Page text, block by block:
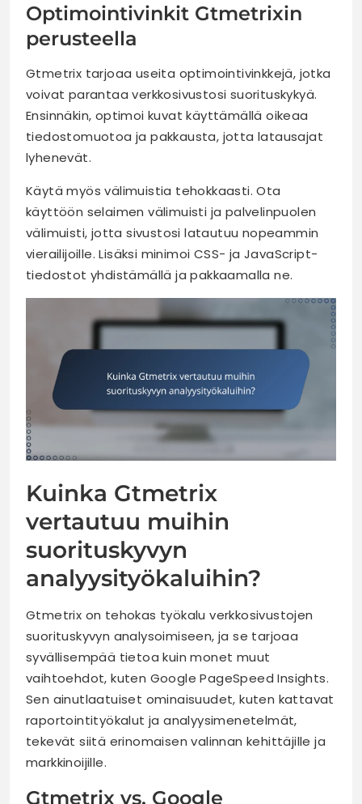
Optimointivinkit Gtmetrixin
perusteella
Gtmetrix tarjoaa useita optimointivinkkejä, jotka
voivat parantaa verkkosivustosi suorituskykyä.
Ensinnäkin, optimoi kuvat käyttämällä oikeaa
tiedostomuotoa ja pakkausta, jotta latausajat
lyhenevät.
Käytä myös välimuistia tehokkaasti. Ota
käyttöön selaimen välimuisti ja palvelinpuolen
välimuisti, jotta sivustosi latautuu nopeammin
vierailijoille. Lisäksi minimoi CSS- ja JavaScript-
tiedostot yhdistämällä ja pakkaamalla ne.
Kuinka Gtmetrix
vertautuu muihin
suorituskyvyn
analyysityökaluihin?
Gtmetrix on tehokas työkalu verkkosivustojen
suorituskyvyn analysoimiseen, ja se tarjoaa
syvällisempää tietoa kuin monet muut
vaihtoehdot, kuten Google PageSpeed Insights.
Sen ainutlaatuiset ominaisuudet, kuten kattavat
raportointityökalut ja analyysimenetelmät,
tekevät siitä erinomaisen valinnan kehittäjille ja
markkinoijille.
Gtmetrix vs. Google